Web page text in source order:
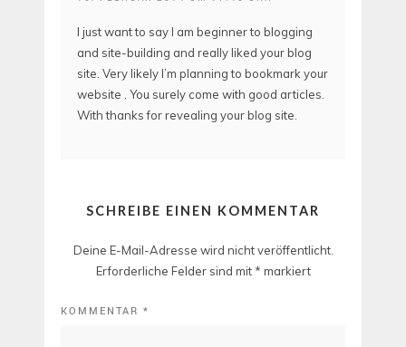
I just want to say I am beginner to blogging
and site-building and really liked your blog
site. Very likely I’m planning to bookmark your
website . You surely come with good articles.
With thanks for revealing your blog site.
SCHREIBE EINEN KOMMENTAR
Deine E-Mail-Adresse wird nicht veröffentlicht.
Erforderliche Felder sind mit * markiert
KOMMENTAR *